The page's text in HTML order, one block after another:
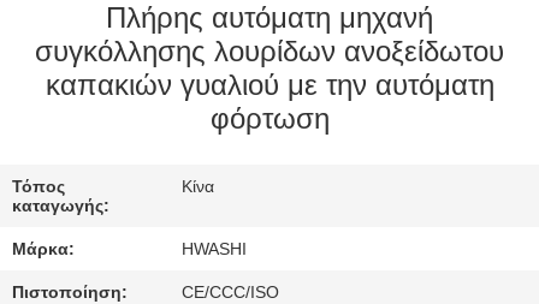
ΠΟΙΟΤΙΚΌΣ
ΈΛΕΓΧΟΣ
ΕΛΆΤΕ
ΣΕ
ΕΠΑΦΉ
Πλήρης αυτόματη μηχανή
συγκόλλησης λουρίδων ανοξείδωτου
καπακιών γυαλιού με την αυτόματη
φόρτωση
Τόπος
καταγωγής:
Κίνα
Μάρκα: HWASHI
Πιστοποίηση: CE/CCC/ISO